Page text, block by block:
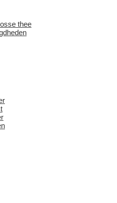
thee